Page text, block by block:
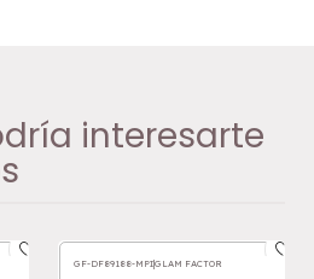
interesarte
GF-DF89188-MPI|GLAM FACTOR